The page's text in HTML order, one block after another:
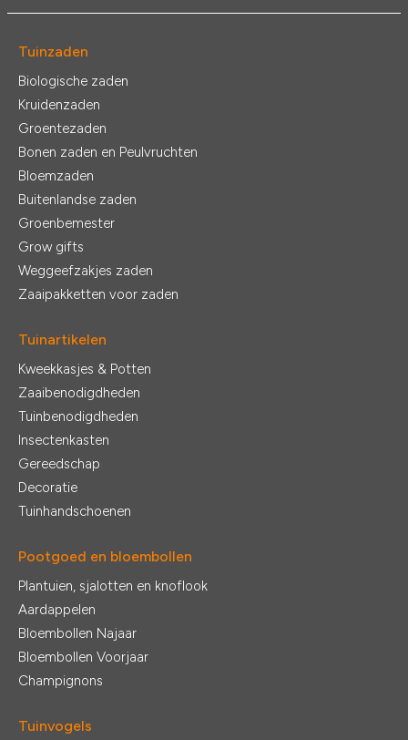
Tuinzaden
Biologische zaden
Kruidenzaden
Groentezaden
Bonen zaden en Peulvruchten
Bloemzaden
Buitenlandse zaden
Groenbemester
Grow gifts
Weggeefzakjes zaden
Zaaipakketten voor zaden
Tuinartikelen
Kweekkasjes & Potten
Zaaibenodigdheden
Tuinbenodigdheden
Insectenkasten
Gereedschap
Decoratie
Tuinhandschoenen
Pootgoed en bloembollen
Plantuien, sjalotten en knoflook
Aardappelen
Bloembollen Najaar
Bloembollen Voorjaar
Champignons
Tuinvogels